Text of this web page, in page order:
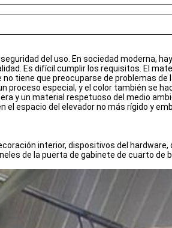
del uso. En sociedad moderna,
Es difícil cumplir los requisitos. El
tiene que preocuparse de problemas de
proceso especial, y el color también se
y un material respetuoso del medio
el espacio del elevador no más rígido y
interior, dispositivos del
de la puerta de gabinete de cuarto de